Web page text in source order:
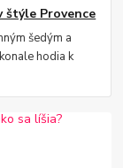
štýle Provence
šedým a
hodia k